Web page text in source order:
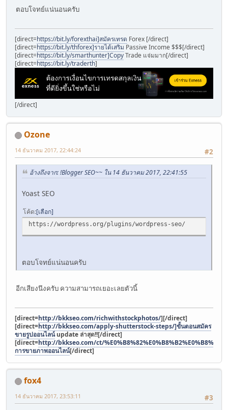
ตอบโจทย์แน่นอนครับ
[direct=https://bit.ly/forexthai]สมัครเทรด Forex [/direct]
[direct=https://bit.ly/thforex]รายได้เสริม Passive Income $$$[/direct]
[direct=https://bit.ly/smarthunter]CopyTrade แจ่มมาก[/direct]
[direct=https://bit.ly/traderth]
[/direct]
Ozone
#2
14 ธันวาคม 2017, 22:44:24
อ้างถึงจาก: !Blogger SEO~~ ใน 14 ธันวาคม 2017, 22:41:55
Yoast SEO
โค้ด เลือก
https://wordpress.org/plugins/wordpress-seo/
ตอบโจทย์แน่นอนครับ
อีกเสียงนึงครับ ความสามารถเยอะเลยตัวนี้
[direct=http://bkkseo.com/richwithstockphotos/][/direct]
[direct=http://bkkseo.com/apply-shutterstock-steps/]ขั้นตอนสมัคร
ขายรูปออนไลน์update ล่าสุด!![/direct]
[direct=http://bkkseo.com/ct/
การขายภาพออนไลน์[/direct]
fox4
#3
14 ธันวาคม 2017, 23:53:11